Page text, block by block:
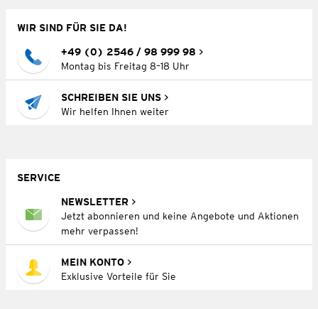
WIR SIND FÜR SIE DA!
+49 (0) 2546 / 98 999 98
Montag bis Freitag 8–18 Uhr
SCHREIBEN SIE UNS
Wir helfen Ihnen weiter
SERVICE
NEWSLETTER
Jetzt abonnieren und keine Angebote und Aktionen
mehr verpassen!
MEIN KONTO
Exklusive Vorteile für Sie